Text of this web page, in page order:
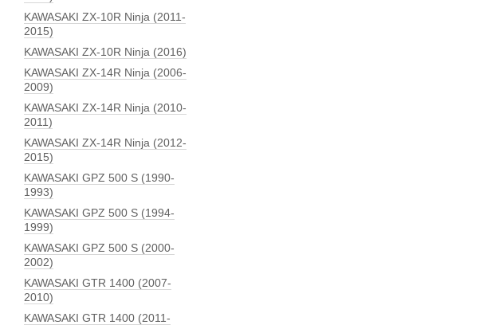
KAWASAKI ZX-10R Ninja (2011-
2015)
KAWASAKI ZX-10R Ninja (2016)
KAWASAKI ZX-14R Ninja (2006-
2009)
KAWASAKI ZX-14R Ninja (2010-
2011)
KAWASAKI ZX-14R Ninja (2012-
2015)
KAWASAKI GPZ 500 S (1990-
1993)
KAWASAKI GPZ 500 S (1994-
1999)
KAWASAKI GPZ 500 S (2000-
2002)
KAWASAKI GTR 1400 (2007-
2010)
KAWASAKI GTR 1400 (2011-